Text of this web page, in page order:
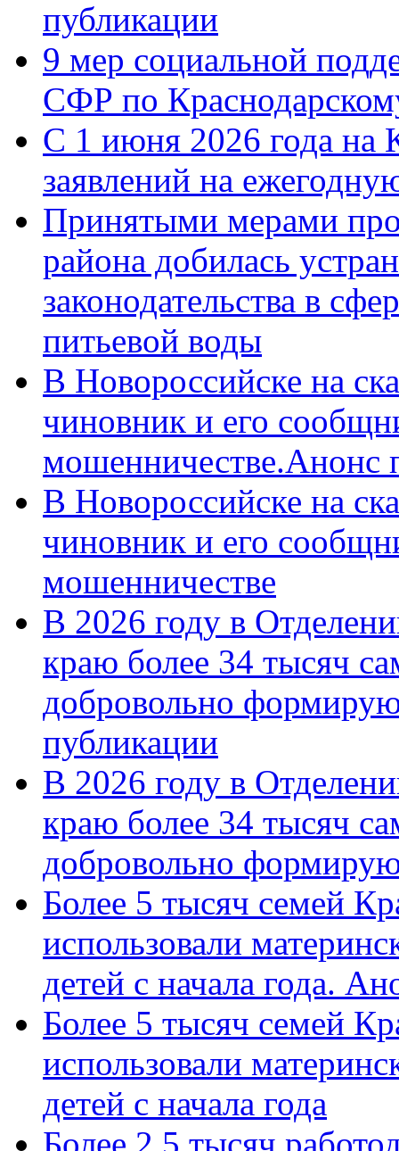
публикации
9 мер социальной
СФР по
С 1 июня 2026 года на
заявлений на
Принятыми мерами
района добилась
законодательства в
питьевой воды
В Новороссийске на
чиновник и его
мошенничестве.Анонс
В Новороссийске на
чиновник и его
мошенничестве
В 2026 году в
краю более 34 тысяч
добровольно
публикации
В 2026 году в
краю более 34 тысяч
добровольно
Более 5 тысяч семей
использовали
детей с начала года.
Более 5 тысяч семей
использовали
детей с начала года